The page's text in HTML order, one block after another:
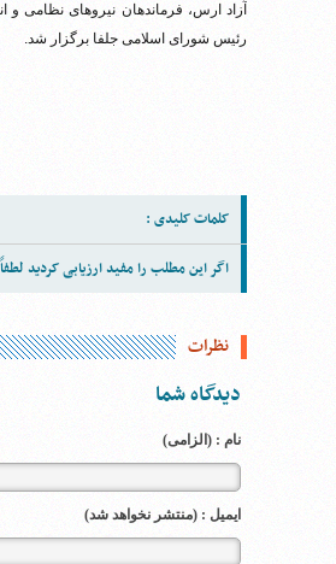
آزاد ارس، فرماندهان نیروهای نظامی و
رئیس شورای اسلامی جلفا برگزار شد.
کلمات کلیدی :
اگر این مطلب را مفید ارزیابی کردید
نظرات
دیدگاه شما
نام : (الزامی)
ایمیل : (منتشر نخواهد شد)